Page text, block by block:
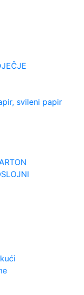
svileni papir